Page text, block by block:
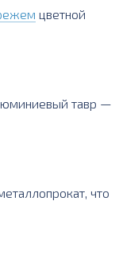
цветной
тавр —
что